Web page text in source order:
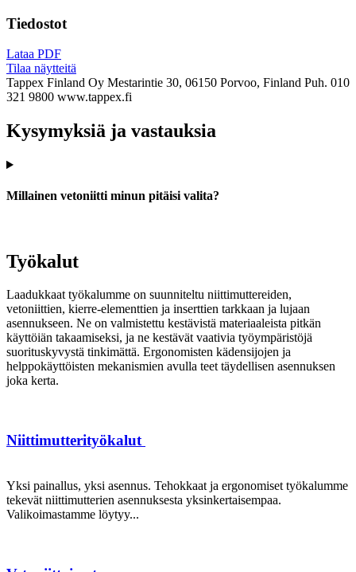
Tiedostot
Lataa PDF
Tilaa näytteitä
Tappex Finland Oy Mestarintie 30, 06150 Porvoo, Finland Puh. 010
321 9800 www.tappex.fi
Kysymyksiä ja vastauksia
Millainen vetoniitti minun pitäisi valita?
Työkalut
Laadukkaat työkalumme on suunniteltu niittimuttereiden,
vetoniittien, kierre-elementtien ja inserttien tarkkaan ja lujaan
asennukseen. Ne on valmistettu kestävistä materiaaleista pitkän
käyttöiän takaamiseksi, ja ne kestävät vaativia työympäristöjä
suorituskyvystä tinkimättä. Ergonomisten kädensijojen ja
helppokäyttöisten mekanismien avulla teet täydellisen asennuksen
joka kerta.
Niittimutterityökalut
Yksi painallus, yksi asennus. Tehokkaat ja ergonomiset työkalumme
tekevät niittimutterien asennuksesta yksinkertaisempaa.
Valikoimastamme löytyy...